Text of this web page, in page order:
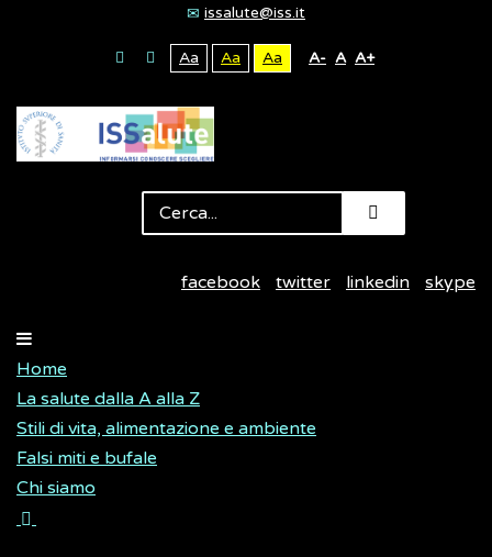
issalute@iss.it
Aa Aa Aa A- A A+
facebook twitter linkedin skype
Home
La salute dalla A alla Z
Stili di vita, alimentazione e ambiente
Falsi miti e bufale
Chi siamo